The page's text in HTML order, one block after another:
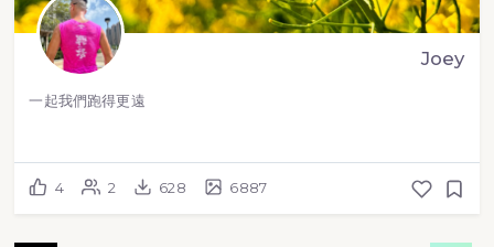
Joey
一起我們跑得更遠
4 2 628 6887